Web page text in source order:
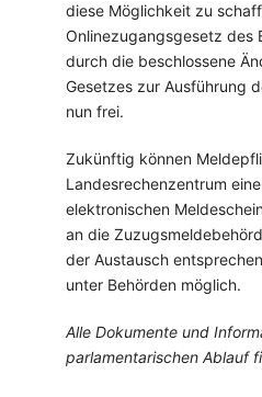
diese Möglichkeit zu
Onlinezugangsgesetz des
durch die beschlossene
Gesetzes zur Ausführung
nun frei.
Zukünftig können
Landesrechenzentrum
elektronischen
an die
der Austausch
unter Behörden möglich.
Alle Dokumente und
parlamentarischen Ablauf